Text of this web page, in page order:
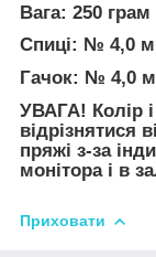
Вага: 250 грам
Спиці: № 4,0
Гачок: № 4,0
УВАГА! Колір
відрізнятися
пряжі з-за
монітора і в
Приховати